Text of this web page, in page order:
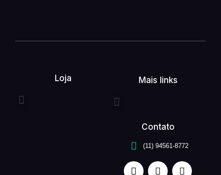
Loja Mais links
Contato
(11) 94561-8772